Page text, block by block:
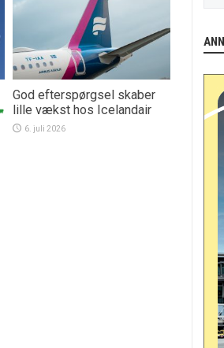
God efterspørgsel skaber
lille vækst hos Icelandair
6. juli 2026